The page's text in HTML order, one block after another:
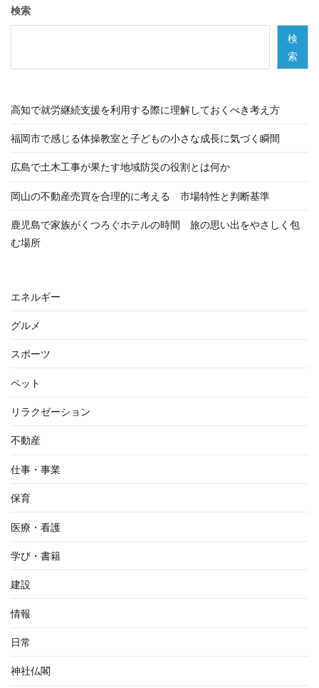
ゲ
シ
ョ
ン
検索
検
索
高知で就労継続支援を利用する際に理解しておくべき考え方
福岡市で感じる体操教室と子どもの小さな成長に気づく瞬間
広島で土木工事が果たす地域防災の役割とは何か
岡山の不動産売買を合理的に考える 市場特性と判断基準
鹿児島で家族がくつろぐホテルの時間 旅の思い出をやさしく包
む場所
エネルギー
グルメ
スポーツ
ペット
リラクゼーション
不動産
仕事・事業
保育
医療・看護
学び・書籍
建設
情報
日常
神社仏閣